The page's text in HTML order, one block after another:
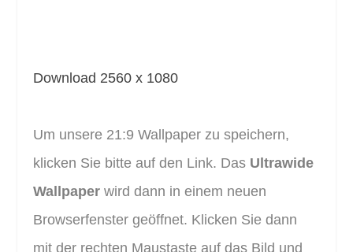
Download 2560 x 1080
Um unsere 21:9 Wallpaper zu speichern,
klicken Sie bitte auf den Link. Das Ultrawide
Wallpaper wird dann in einem neuen
Browserfenster geöffnet. Klicken Sie dann
mit der rechten Maustaste auf das Bild und